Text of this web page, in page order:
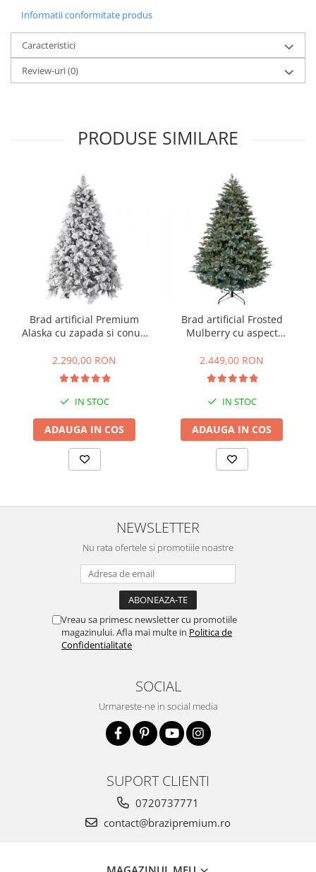
Informatii conformitate produs
Caracteristici
Review-uri(0)
PRODUSE SIMILARE
Brad artificial Premium
Alaska cu zapada si conuri
2.290,00 RON
IN STOC
ADAUGA IN COS
Brad artificial Frosted
Mulberry cu aspect
cm, 550 leduri
2.449,00 RON
IN STOC
ADAUGA IN COS
NEWSLETTER
Nu rata ofertele si promotiile noastre
Vreau sa primesc newsletter cu promotiile
magazinului. Afla mai multe in Politica de
Confidentialitate
SOCIAL
Urmareste-ne in social media
SUPORT CLIENTI
0720737771
contact@brazipremium.ro